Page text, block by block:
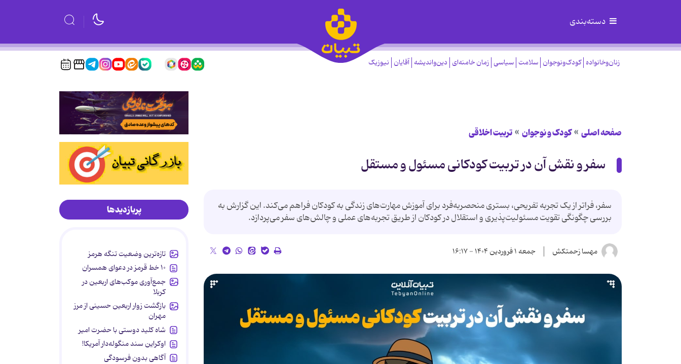
دسته‌بندی
زنان‌وخانواده کودک‌ونوجوان سلامت سیاسی زمان خامنه‌ای دین‌واندیشه آقایان نیوزیک
صفحه اصلی کودک و نوجوان تربیت اخلاقی
سفر و نقش آن در تربیت کودکانی مسئول و مستقل
سفر، فراتر از یک تجربه تفریحی، بستری منحصربه‌فرد برای آموزش مهارت‌های زندگی به کودکان فراهم می‌کند. این گزارش به
بررسی چگونگی تقویت مسئولیت‌پذیری و استقلال در کودکان از طریق تجربه‌های عملی و چالش‌های سفر می‌پردازد.
مهسا زحمتکش جمعه ۱ فروردین ۱۴۰۴ - ۱۶:۱۷
پربازدیدها
تازه‌ترین وضعیت تنگه هرمز
۱۰ خط قرمز در دعوای همسران
جمع‌آوری موکب‌های اربعین در
کربلا
بازگشت زوار اربعین حسینی از مرز
مهران
شاه کلید دوستی با حضرت امیر
اوکراین سند منگوله‌دار آمریکا!
آگاهی بدون فرسودگی